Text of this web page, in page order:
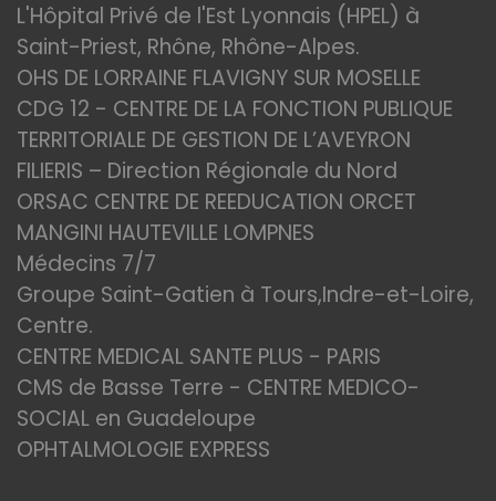
L'Hôpital Privé de l'Est Lyonnais (HPEL) à
Saint-Priest, Rhône, Rhône-Alpes.
OHS DE LORRAINE FLAVIGNY SUR MOSELLE
CDG 12 - CENTRE DE LA FONCTION PUBLIQUE
TERRITORIALE DE GESTION DE L’AVEYRON
FILIERIS – Direction Régionale du Nord
ORSAC CENTRE DE REEDUCATION ORCET
MANGINI HAUTEVILLE LOMPNES
Médecins 7/7
Groupe Saint-Gatien à Tours,Indre-et-Loire,
Centre.
CENTRE MEDICAL SANTE PLUS - PARIS
CMS de Basse Terre - CENTRE MEDICO-
SOCIAL en Guadeloupe
OPHTALMOLOGIE EXPRESS